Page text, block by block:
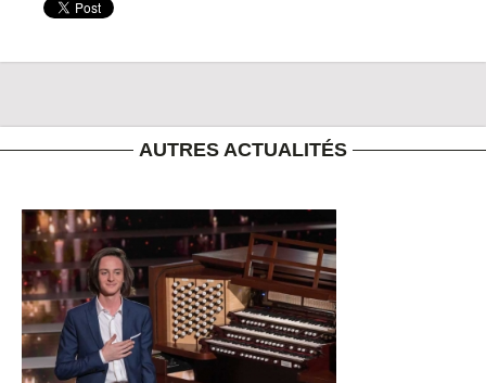
AUTRES ACTUALITÉS